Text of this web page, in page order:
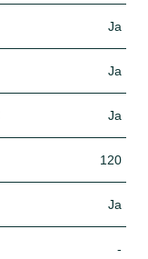
Ja
Ja
Ja
120
Ja
-